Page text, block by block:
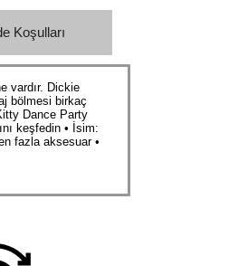
Koşulları
vardır. Dickie
bölmesi birkaç
Dance Party
keşfedin • İsim:
fazla aksesuar •